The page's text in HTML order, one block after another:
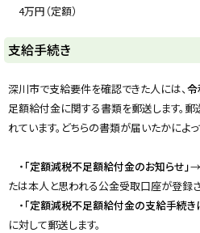
4万円（定額）
ト
ッ
プ
に
戻
支給手続き
深川市で支給要件を確認できた人には、令
足額給付金に関する書類を郵送します。
れています。どちらの書類が届いたかによ
・ 「定額減税不足額給付金のお知らせ」→
たは本人と思われる公金受取口座が登録
・ 「定額減税不足額給付金の支給手続き
に対して郵送します。